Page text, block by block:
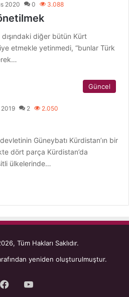
2020 0 3.088
diğer bütün Kürt
etmekle yetinmedi, “bunlar Türk
Güncel
2019 2 2.050
Güneybatı Kürdistan’ın bir
dört parça Kürdistan’da
ülkelerinde…
Tüm Hakları Saklıdır.
yeniden oluşturulmuştur.
Facebook